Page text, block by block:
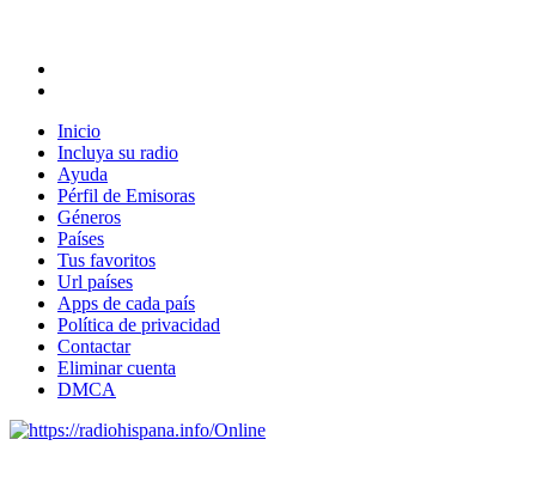
Inicio
Incluya su radio
Ayuda
Pérfil de Emisoras
Géneros
Países
Tus favoritos
Url países
Apps de cada país
Política de privacidad
Contactar
Eliminar cuenta
DMCA
Online